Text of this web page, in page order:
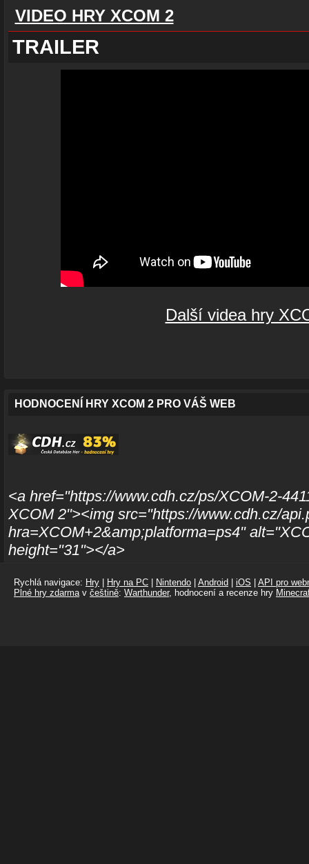
VIDEO HRY XCOM 2
TRAILER
Další videa hry
HODNOCENÍ HRY XCOM 2 PRO VÁŠ WEB
<a href="https://www.cdh.cz/ps/XCOM-2-
XCOM 2"><img src="https://www.cdh.cz/
hra=XCOM+2&amp;platforma=ps4"
height="31"></a>
Rychlá navigace: Hry Hry na PC Nintendo Android iOS
API pro
Plné hry zdarma v češtině: Warthunder, hodnocení a recenze hry